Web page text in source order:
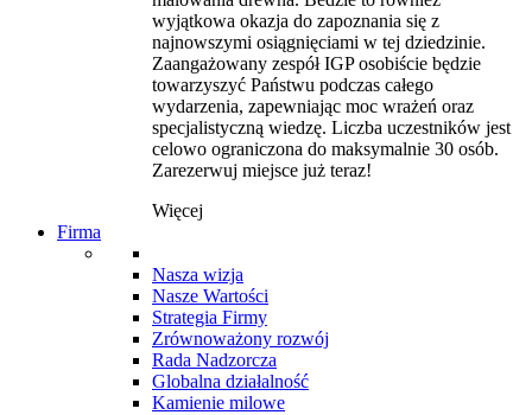
wyjątkowa okazja do zapoznania się z
najnowszymi osiągnięciami w tej dziedzinie.
Zaangażowany zespół IGP osobiście będzie
towarzyszyć Państwu podczas całego
wydarzenia, zapewniając moc wrażeń oraz
specjalistyczną wiedzę. Liczba uczestników jest
celowo ograniczona do maksymalnie 30 osób.
Zarezerwuj miejsce już teraz!
Więcej
Firma
Nasza wizja
Nasze Wartości
Strategia Firmy
Zrównoważony rozwój
Rada Nadzorcza
Globalna działalność
Kamienie milowe